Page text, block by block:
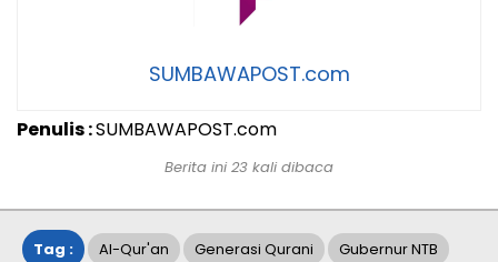
SUMBAWAPOST.com
Penulis :SUMBAWAPOST.com
Berita ini 23 kali dibaca
Tag : Al-Qur'an Generasi Qurani Gubernur NTB